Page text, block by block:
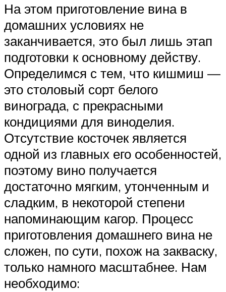
На этом приготовление вина в
домашних условиях не
заканчивается, это был лишь этап
подготовки к основному действу.
Определимся с тем, что кишмиш —
это столовый сорт белого
винограда, с прекрасными
кондициями для виноделия.
Отсутствие косточек является
одной из главных его особенностей,
поэтому вино получается
достаточно мягким, утонченным и
сладким, в некоторой степени
напоминающим кагор. Процесс
приготовления домашнего вина не
сложен, по сути, похож на закваску,
только намного масштабнее. Нам
необходимо: